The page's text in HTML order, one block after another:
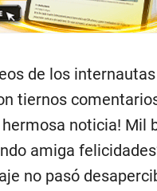
de los
tiernos
hermosa noticia! Mil
amiga
no pasó